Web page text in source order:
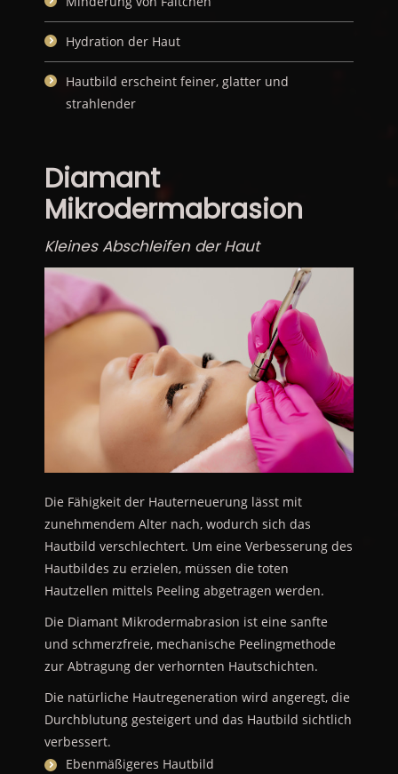
Hydration der Haut
Hautbild erscheint feiner, glatter und
strahlender
Diamant
Mikrodermabrasion
Kleines Abschleifen der Haut
Die Fähigkeit der Hauterneuerung lässt mit
zunehmendem Alter nach, wodurch sich das
Hautbild verschlechtert. Um eine Verbesserung des
Hautbildes zu erzielen, müssen die toten
Hautzellen mittels Peeling abgetragen werden.
Die Diamant Mikrodermabrasion ist eine sanfte
und schmerzfreie, mechanische Peelingmethode
zur Abtragung der verhornten Hautschichten.
Die natürliche Hautregeneration wird angeregt, die
Durchblutung gesteigert und das Hautbild sichtlich
verbessert.
Ebenmäßigeres Hautbild